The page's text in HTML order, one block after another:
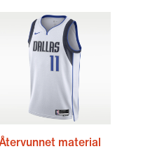
Återvunnet material